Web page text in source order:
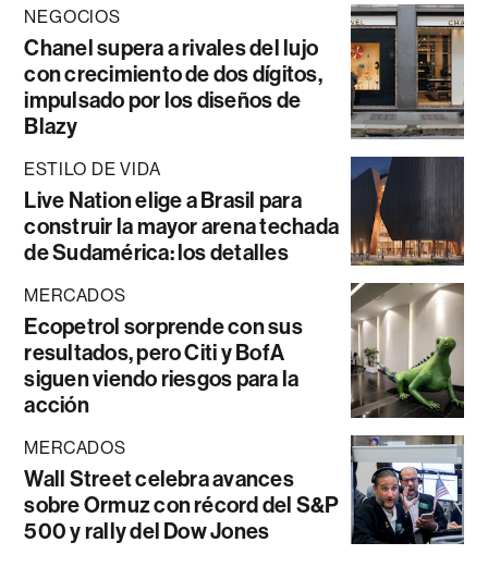
NEGOCIOS
Chanel supera a rivales del lujo
con crecimiento de dos dígitos,
impulsado por los diseños de
Blazy
ESTILO DE VIDA
Live Nation elige a Brasil para
construir la mayor arena techada
de Sudamérica: los detalles
MERCADOS
Ecopetrol sorprende con sus
resultados, pero Citi y BofA
siguen viendo riesgos para la
acción
MERCADOS
Wall Street celebra avances
sobre Ormuz con récord del S&P
500 y rally del Dow Jones